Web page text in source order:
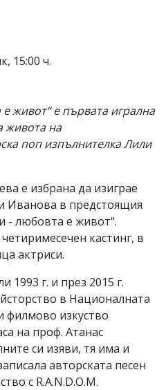
15:00 ч.
живот“ е първата игрална
живота на
поп изпълнителка Лили
е избрана да изиграе
Иванова в предстоящия
- любовта е живот“.
кастинг, в
актриси.
1993 г. и през 2015 г.
в Националната
филмово изкуство
на проф. Атанас
си изяви, тя има и
авторската песен
с R.A.N.D.O.M.